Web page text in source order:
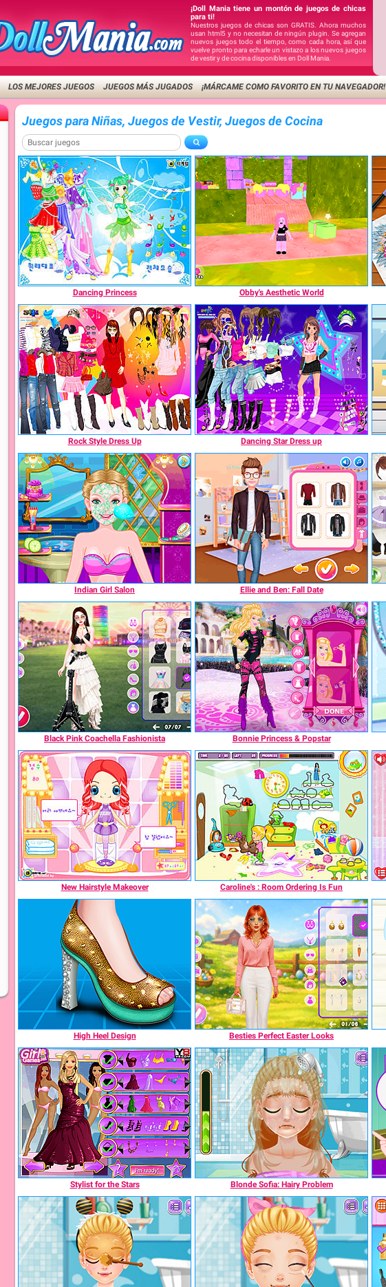
¡Doll Mania tiene un montón de juegos de chicas
para ti!
Nuestros juegos de chicas son GRATIS. Ahora muchos
usan html5 y no necesitan de ningún plugin. Se agregan
nuevos juegos todo el tiempo, como cada hora, así que
vuelve pronto para echarle un vistazo a los nuevos juegos
de vestir y de cocina disponibles en Doll Mania.
LOS MEJORES JUEGOS JUEGOS MÁS JUGADOS ¡MÁRCAME COMO FAVORITO EN TU NAVEGADOR!
Juegos para Niñas, Juegos de Vestir, Juegos de Cocina
Dancing Princess Obby's Aesthetic World
Rock Style Dress Up Dancing Star Dress up
Indian Girl Salon Ellie and Ben: Fall Date
Black Pink Coachella Fashionista Bonnie Princess & Popstar
New Hairstyle Makeover Caroline's : Room Ordering Is Fun
High Heel Design Besties Perfect Easter Looks
Stylist for the Stars Blonde Sofia: Hairy Problem